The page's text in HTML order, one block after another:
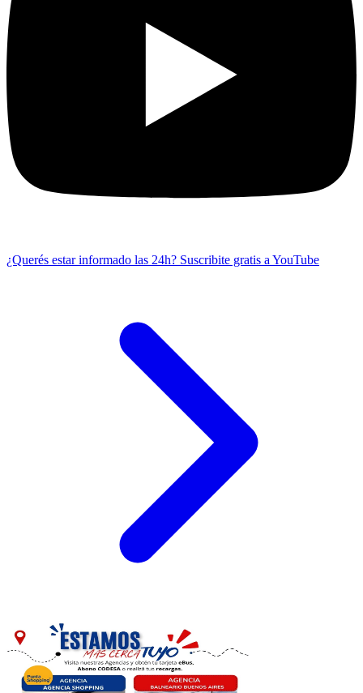
¿Querés estar informado las 24h? Suscribite gratis a YouTube